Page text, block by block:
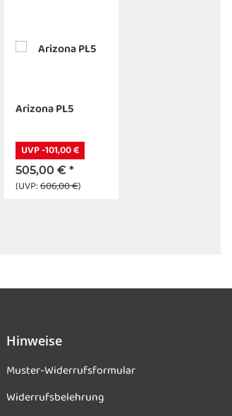
Arizona PL5
UVP -101,00 €
505,00 € *
(UVP:606,00 €)
Hinweise
Muster-Widerrufsformular
Widerrufsbelehrung